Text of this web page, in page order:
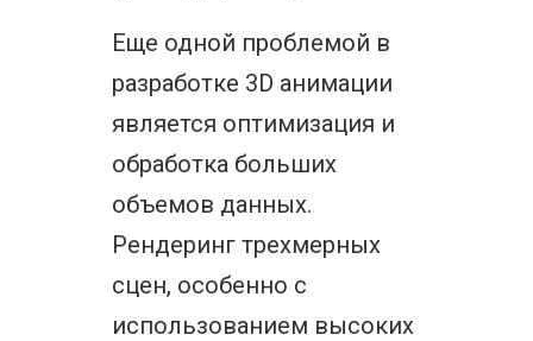
Еще одной проблемой в
разработке 3D анимации
является оптимизация и
обработка больших
объемов данных.
Рендеринг трехмерных
сцен, особенно с
использованием высоких